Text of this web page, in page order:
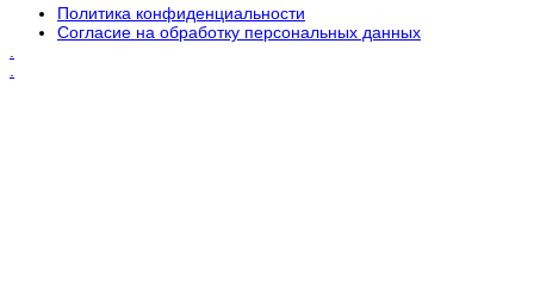
Политика конфиденциальности
Согласие на обработку персональных данных
.
.